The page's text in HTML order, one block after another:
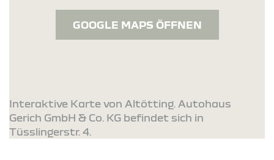
GOOGLE MAPS ÖFFNEN
Interaktive Karte von Altötting. Autohaus
Gerich GmbH & Co. KG befindet sich in
Tüsslingerstr. 4.